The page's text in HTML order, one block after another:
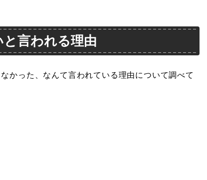
言われる理由
かった、なんて言われている理由について調べて